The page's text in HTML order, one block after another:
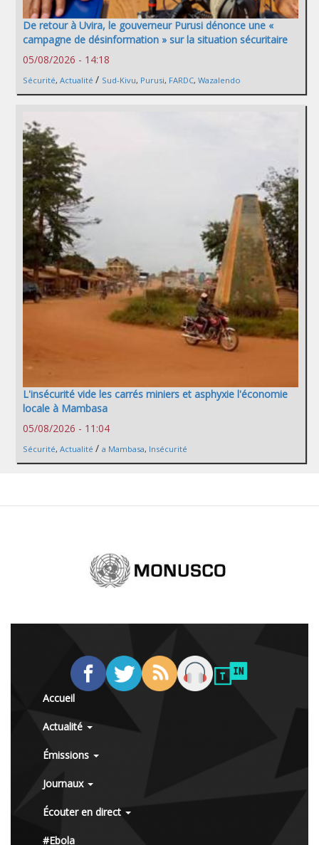
De retour à Uvira, le gouverneur Purusi dénonce une «
campagne de désinformation » sur la situation sécuritaire
05/08/2026 - 14:18
Sécurité, Actualité / Sud-Kivu, Purusi, FARDC, Wazalendo
L'insécurité vide les carrés miniers et asphyxie l'économie
locale à Mambasa
05/08/2026 - 11:04
Sécurité, Actualité / a Mambasa, Insécurité
Accueil
Actualité
Émissions
Journaux
Écouter en direct
#Ebola